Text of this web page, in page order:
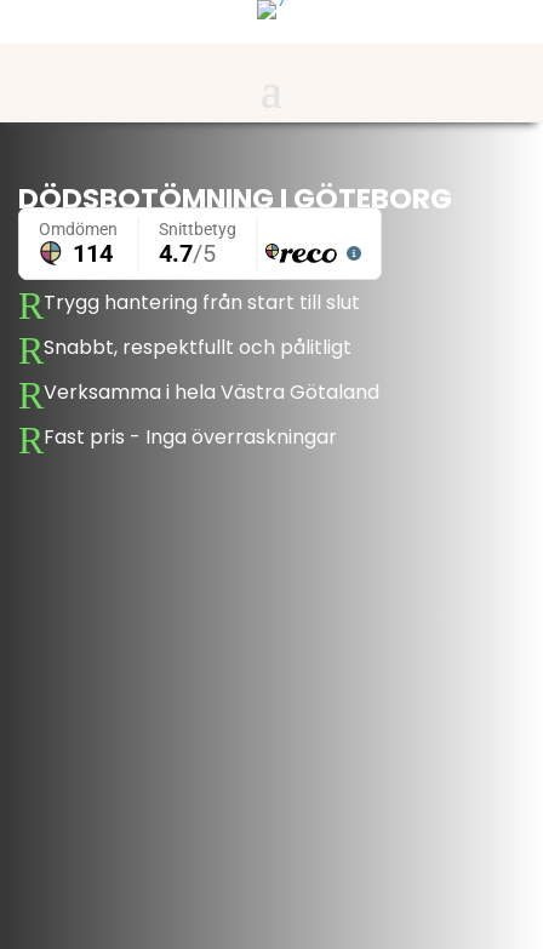
DÖDSBOTÖMNING I GÖTEBORG
RTrygg hantering från start till slut
RSnabbt, respektfullt och pålitligt
RVerksamma i hela Västra Götaland
RFast pris - Inga överraskningar